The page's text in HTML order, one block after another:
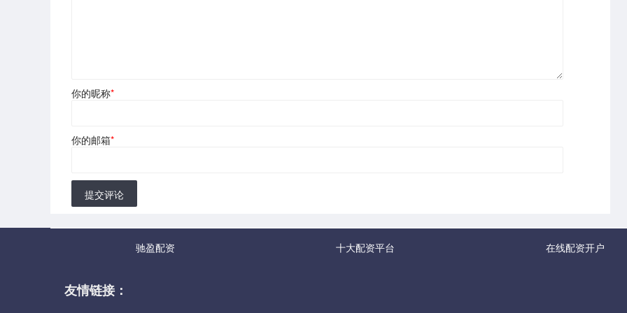
你的昵称*
你的邮箱*
提交评论
驰盈配资 十大配资平台 在线配资开户
友情链接：